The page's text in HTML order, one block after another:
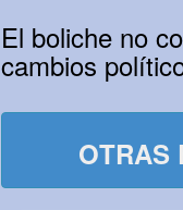
El boliche no
cambios
OTRAS